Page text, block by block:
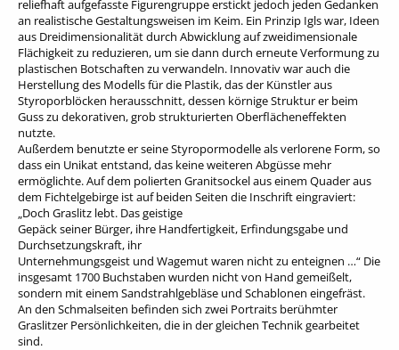
reliefhaft aufgefasste Figurengruppe erstickt jedoch jeden Gedanken
an realistische Gestaltungsweisen im Keim. Ein Prinzip Igls war, Ideen
aus Dreidimensionalität durch Abwicklung auf zweidimensionale
Flächigkeit zu reduzieren, um sie dann durch erneute Verformung zu
plastischen Botschaften zu verwandeln. Innovativ war auch die
Herstellung des Modells für die Plastik, das der Künstler aus
Styroporblöcken herausschnitt, dessen körnige Struktur er beim
Guss zu dekorativen, grob strukturierten Oberflächeneffekten
nutzte.
Außerdem benutzte er seine Styropormodelle als verlorene Form, so
dass ein Unikat entstand, das keine weiteren Abgüsse mehr
ermöglichte. Auf dem polierten Granitsockel aus einem Quader aus
dem Fichtelgebirge ist auf beiden Seiten die Inschrift eingraviert:
„Doch Graslitz lebt. Das geistige
Gepäck seiner Bürger, ihre Handfertigkeit, Erfindungsgabe und
Durchsetzungskraft, ihr
Unternehmungsgeist und Wagemut waren nicht zu enteignen …“ Die
insgesamt 1700 Buchstaben wurden nicht von Hand gemeißelt,
sondern mit einem Sandstrahlgebläse und Schablonen eingefräst.
An den Schmalseiten befinden sich zwei Portraits berühmter
Graslitzer Persönlichkeiten, die in der gleichen Technik gearbeitet
sind.